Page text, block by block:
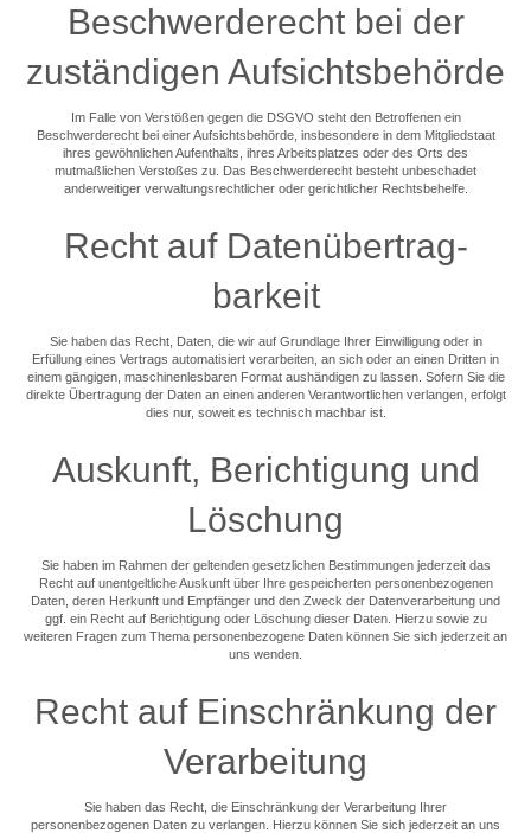
Beschwerde­recht bei der
zuständigen Aufsichts­behörde
Im Falle von Verstößen gegen die DSGVO steht den Betroffenen ein
Beschwerderecht bei einer Aufsichtsbehörde, insbesondere in dem Mitgliedstaat
ihres gewöhnlichen Aufenthalts, ihres Arbeitsplatzes oder des Orts des
mutmaßlichen Verstoßes zu. Das Beschwerderecht besteht unbeschadet
anderweitiger verwaltungsrechtlicher oder gerichtlicher Rechtsbehelfe.
Recht auf Daten­übertrag­
barkeit
Sie haben das Recht, Daten, die wir auf Grundlage Ihrer Einwilligung oder in
Erfüllung eines Vertrags automatisiert verarbeiten, an sich oder an einen Dritten in
einem gängigen, maschinenlesbaren Format aushändigen zu lassen. Sofern Sie die
direkte Übertragung der Daten an einen anderen Verantwortlichen verlangen, erfolgt
dies nur, soweit es technisch machbar ist.
Auskunft, Berichtigung und
Löschung
Sie haben im Rahmen der geltenden gesetzlichen Bestimmungen jederzeit das
Recht auf unentgeltliche Auskunft über Ihre gespeicherten personenbezogenen
Daten, deren Herkunft und Empfänger und den Zweck der Datenverarbeitung und
ggf. ein Recht auf Berichtigung oder Löschung dieser Daten. Hierzu sowie zu
weiteren Fragen zum Thema personenbezogene Daten können Sie sich jederzeit an
uns wenden.
Recht auf Einschränkung der
Verarbeitung
Sie haben das Recht, die Einschränkung der Verarbeitung Ihrer
personenbezogenen Daten zu verlangen. Hierzu können Sie sich jederzeit an uns